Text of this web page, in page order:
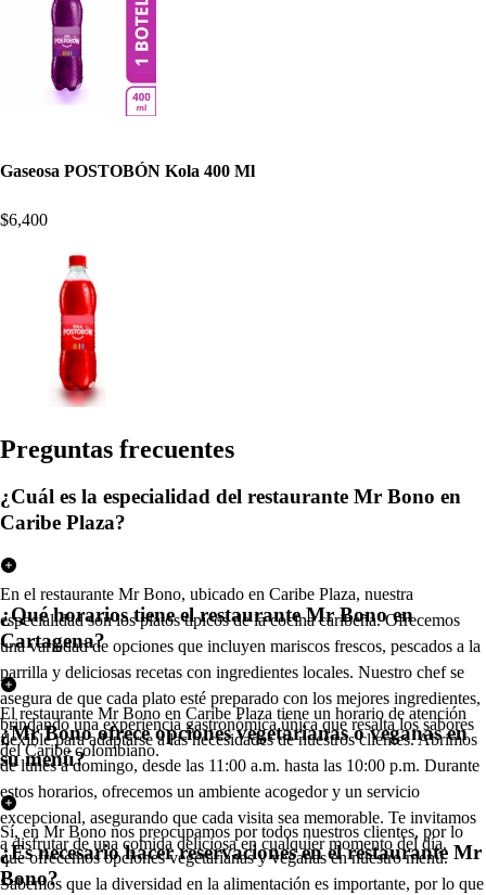
Gaseosa POSTOBÓN Kola 400 Ml
$6,400
Preguntas frecuentes
¿Cuál es la especialidad del restaurante Mr Bono en
Caribe Plaza?
En el restaurante Mr Bono, ubicado en Caribe Plaza, nuestra
especialidad son los platos típicos de la cocina caribeña. Ofrecemos
una variedad de opciones que incluyen mariscos frescos, pescados a la
parrilla y deliciosas recetas con ingredientes locales. Nuestro chef se
asegura de que cada plato esté preparado con los mejores ingredientes,
brindando una experiencia gastronómica única que resalta los sabores
del Caribe colombiano.
¿Qué horarios tiene el restaurante Mr Bono en
Cartagena?
El restaurante Mr Bono en Caribe Plaza tiene un horario de atención
flexible para adaptarse a las necesidades de nuestros clientes. Abrimos
de lunes a domingo, desde las 11:00 a.m. hasta las 10:00 p.m. Durante
estos horarios, ofrecemos un ambiente acogedor y un servicio
excepcional, asegurando que cada visita sea memorable. Te invitamos
a disfrutar de una comida deliciosa en cualquier momento del día.
¿Mr Bono ofrece opciones vegetarianas o veganas en
su menú?
Sí, en Mr Bono nos preocupamos por todos nuestros clientes, por lo
que ofrecemos opciones vegetarianas y veganas en nuestro menú.
Sabemos que la diversidad en la alimentación es importante, por lo que
¿Es necesario hacer reservaciones en el restaurante Mr
Bono?